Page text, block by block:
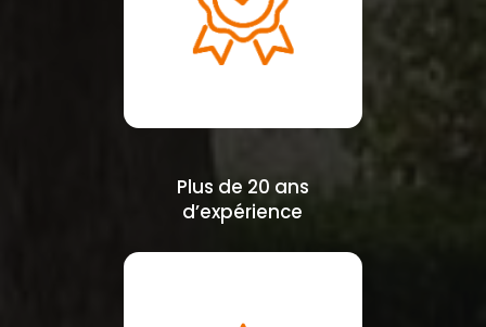
Plus de 20 ans
d’expérience